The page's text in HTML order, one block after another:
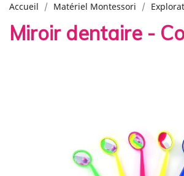
Accueil Matériel Montessori
Miroir dentaire -